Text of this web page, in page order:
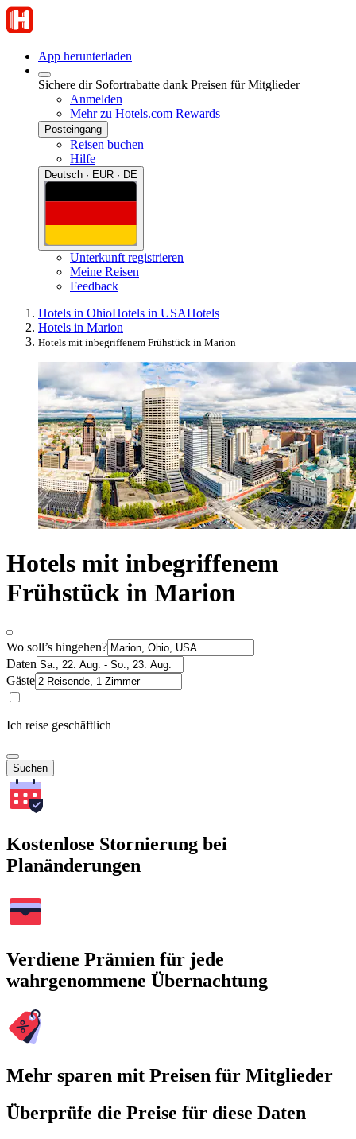
App herunterladen
Sichere dir Sofortrabatte dank Preisen für Mitglieder
Anmelden
Mehr zu Hotels.com Rewards
Posteingang
Reisen buchen
Hilfe
Deutsch · EUR · DE
Unterkunft registrieren
Meine Reisen
Feedback
Hotels in OhioHotels in USAHotels
Hotels in Marion
Hotels mit inbegriffenem Frühstück in Marion
Hotels mit inbegriffenem
Frühstück in Marion
Wo soll’s hingehen?
Daten
Gäste
Ich reise geschäftlich
Suchen
Kostenlose Stornierung bei
Planänderungen
Verdiene Prämien für jede
wahrgenommene Übernachtung
Mehr sparen mit Preisen für Mitglieder
Überprüfe die Preise für diese Daten